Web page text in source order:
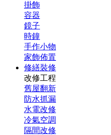
掛飾
容器
鏡子
時鐘
手作小物
家飾佈置
修繕裝修
改修工程
舊屋翻新
防水抓漏
水電改修
冷氣空調
隔間改修